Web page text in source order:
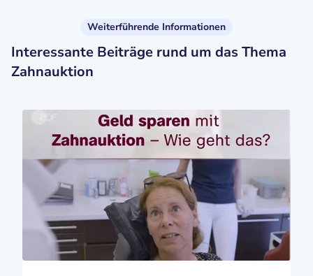
Weiterführende Informationen
Interessante Beiträge rund um das Thema
Zahnauktion